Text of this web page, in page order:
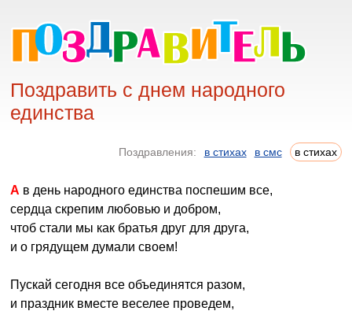
Поздравить с днем народного
единства
Поздравления: в стихах в смс в стихах
А в день народного единства поспешим все,
сердца скрепим любовью и добром,
чтоб стали мы как братья друг для друга,
и о грядущем думали своем!
Пускай сегодня все объединятся разом,
и праздник вместе веселее проведем,